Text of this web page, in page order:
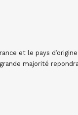
et le pays
majorité